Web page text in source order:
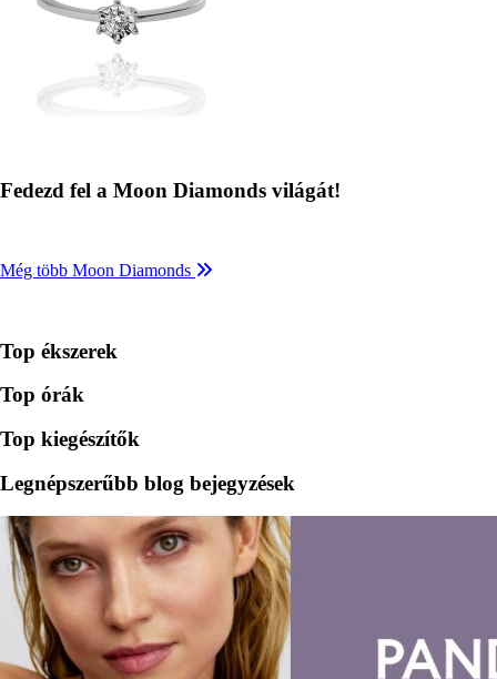
Fedezd fel a Moon Diamonds világát!
Még több Moon Diamonds
Top ékszerek
Top órák
Top kiegészítők
Legnépszerűbb blog bejegyzések